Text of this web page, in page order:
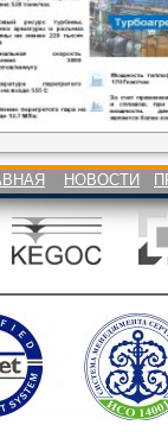
НОВОСТИ